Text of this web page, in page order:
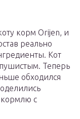
корм Orijen, и
реально
Кот
Теперь
обходился
кормлю с